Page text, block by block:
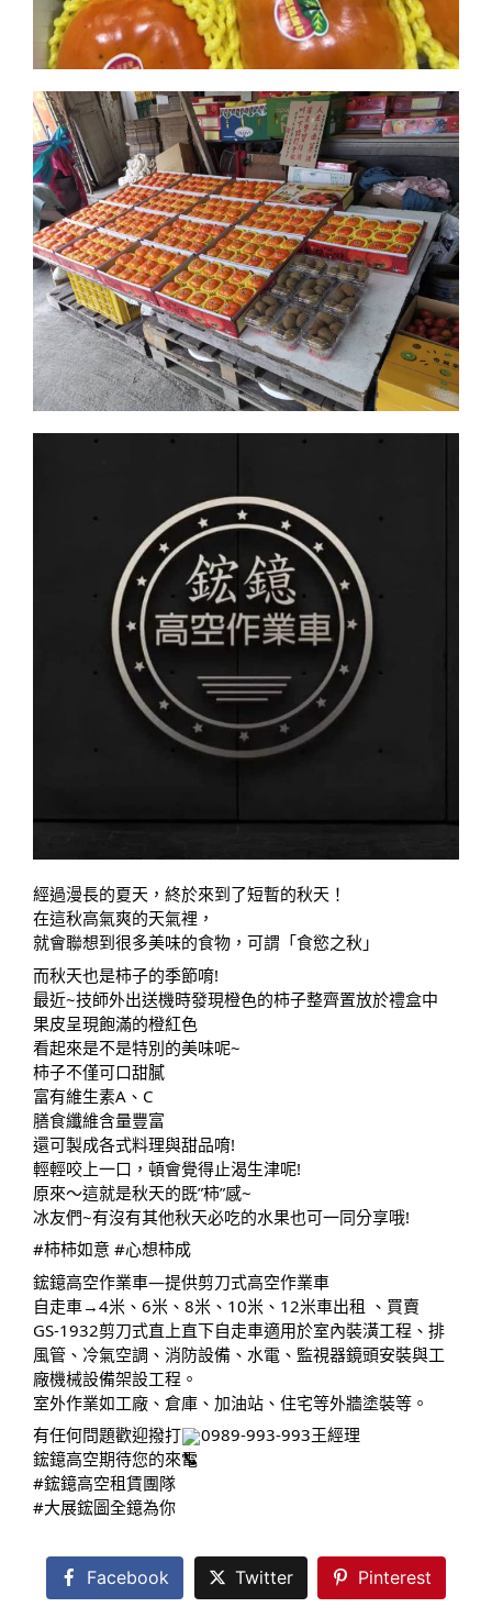
經過漫長的夏天，終於來到了短暫的秋天！
在這秋高氣爽的天氣裡，
就會聯想到很多美味的食物，可謂「食慾之秋」
而秋天也是柿子的季節唷!
最近~技師外出送機時發現橙色的柿子整齊置放於禮盒中
果皮呈現飽滿的橙紅色
看起來是不是特別的美味呢~
柿子不僅可口甜膩
富有維生素A、C
膳食纖維含量豐富
還可製成各式料理與甜品唷!
輕輕咬上一口，頓會覺得止渴生津呢!
原來～這就是秋天的既”柿”感~
冰友們~有沒有其他秋天必吃的水果也可一同分享哦!
#柿柿如意 #心想柿成
鋐鐿高空作業車—提供剪刀式高空作業車
自走車→4米、6米、8米、10米、12米車出租 、買賣
GS-1932剪刀式直上直下自走車適用於室內裝潢工程、排
風管、冷氣空調、消防設備、水電、監視器鏡頭安裝與工
廠機械設備架設工程。
室外作業如工廠、倉庫、加油站、住宅等外牆塗裝等。
有任何問題歡迎撥打
0989-993-993王經理
鋐鐿高空期待您的來電
#鋐鐿高空租賃團隊
#大展鋐圖全鐿為你
Facebook Twitter Pinterest